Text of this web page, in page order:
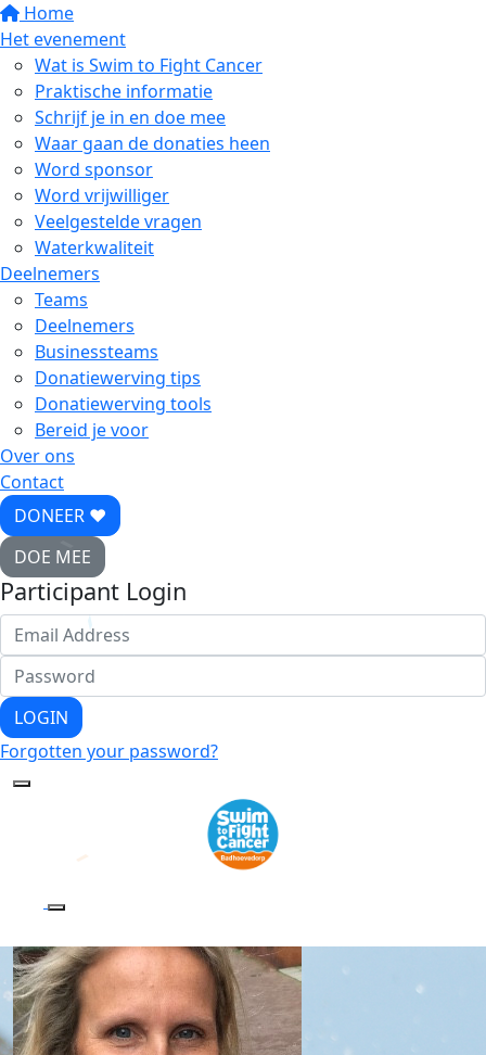
Home
Het evenement
Wat is Swim to Fight Cancer
Praktische informatie
Schrijf je in en doe mee
Waar gaan de donaties heen
Word sponsor
Word vrijwilliger
Veelgestelde vragen
Waterkwaliteit
Deelnemers
Teams
Deelnemers
Businessteams
Donatiewerving tips
Donatiewerving tools
Bereid je voor
Over ons
Contact
DONEER ♥
DOE MEE
Participant Login
LOGIN
Forgotten your password?